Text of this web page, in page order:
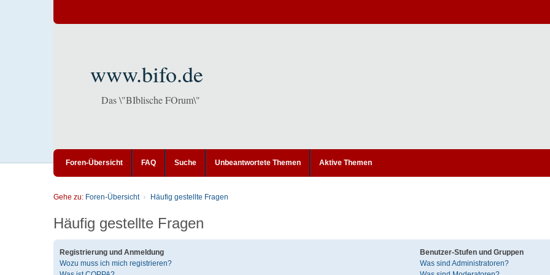
www.bifo.de
Das \"BIblische FOrum\"
Foren-Übersicht FAQ Suche Unbeantwortete Themen Aktive Themen
Gehe zu: Foren-Übersicht Häufig gestellte Fragen
Häufig gestellte Fragen
Registrierung und Anmeldung
Wozu muss ich mich registrieren?
Benutzer-Stufen und Gruppen
Was sind Administratoren?